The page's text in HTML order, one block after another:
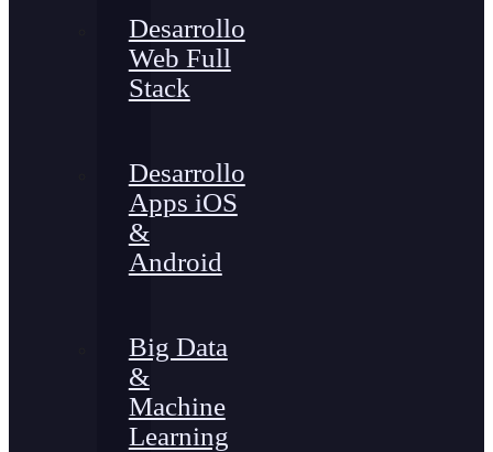
Desarrollo
Web Full
Stack
Desarrollo
Apps iOS
&
Android
Big Data
&
Machine
Learning